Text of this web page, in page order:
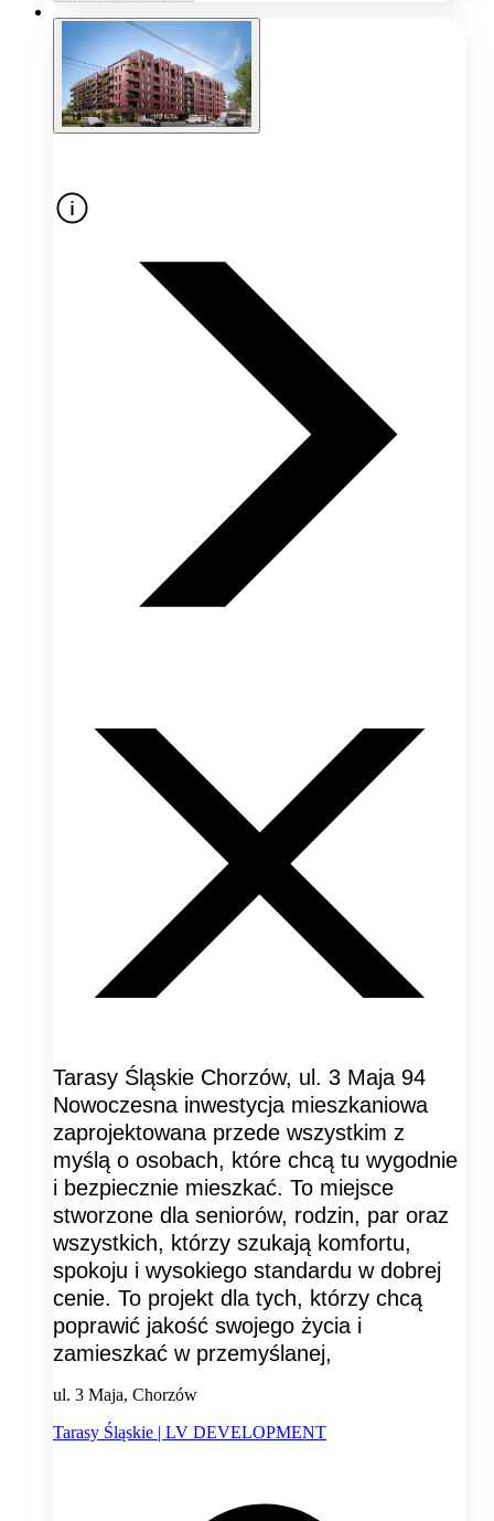
Tarasy Śląskie Chorzów, ul. 3 Maja 94
Nowoczesna inwestycja mieszkaniowa
zaprojektowana przede wszystkim z
myślą o osobach, które chcą tu wygodnie
i bezpiecznie mieszkać. To miejsce
stworzone dla seniorów, rodzin, par oraz
wszystkich, którzy szukają komfortu,
spokoju i wysokiego standardu w dobrej
cenie. To projekt dla tych, którzy chcą
poprawić jakość swojego życia i
zamieszkać w przemyślanej,
ul. 3 Maja, Chorzów
Tarasy Śląskie | LV DEVELOPMENT